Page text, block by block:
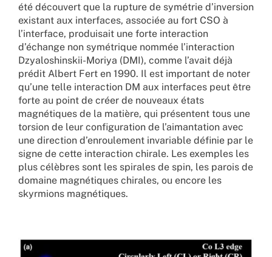
été découvert que la rupture de symétrie d’inversion
existant aux interfaces, associée au fort CSO à
l’interface, produisait une forte interaction
d’échange non symétrique nommée l’interaction
Dzyaloshinskii-Moriya (DMI), comme l’avait déjà
prédit Albert Fert en 1990. Il est important de noter
qu’une telle interaction DM aux interfaces peut être
forte au point de créer de nouveaux états
magnétiques de la matière, qui présentent tous une
torsion de leur configuration de l’aimantation avec
une direction d’enroulement invariable définie par le
signe de cette interaction chirale. Les exemples les
plus célèbres sont les spirales de spin, les parois de
domaine magnétiques chirales, ou encore les
skyrmions magnétiques.